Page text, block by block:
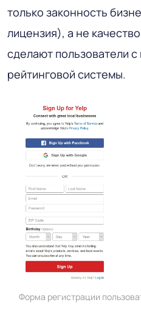
только законность
лицензия), а не
сделают пользователи
рейтинговой системы.
Форма регистрации